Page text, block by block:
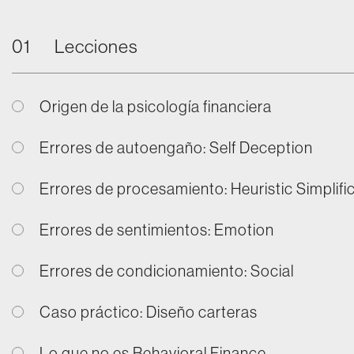
01 Lecciones
Origen de la psicología financiera
Errores de autoengaño: Self Deception
Errores de procesamiento: Heuristic
Errores de sentimientos: Emotion
Errores de condicionamiento: Social
Caso práctico: Diseño carteras